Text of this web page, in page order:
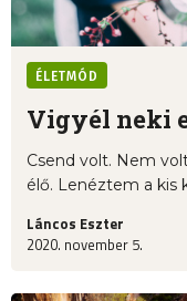
ÉLETMÓD
Vigyél neki
Csend volt. Nem
élő. Lenéztem a kis
Láncos Eszter
2020. november 5.